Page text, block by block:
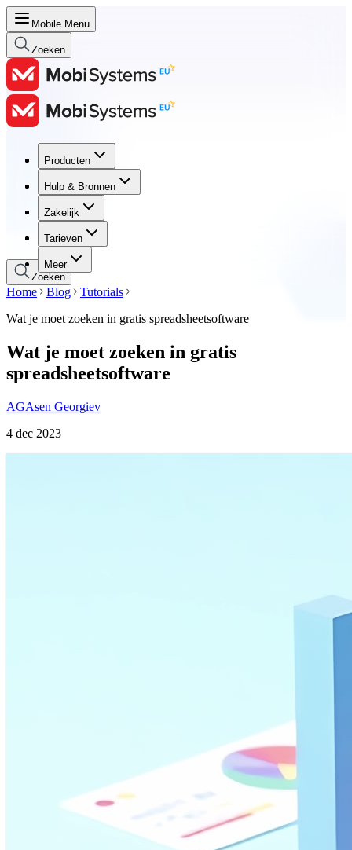
Mobile Menu
Zoeken
Producten
Hulp & Bronnen
Zakelijk
Tarieven
Meer
Producten
Hulp & Bronnen
Zakelijk
Tarieven
Zoeken
Home Blog
Tutorials
Wat je moet zoeken in gratis spreadsheetsoftware
Wat je moet zoeken in gratis
spreadsheetsoftware
AGAsen Georgiev
4 dec 2023